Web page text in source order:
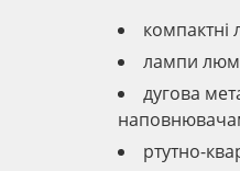
компактні
лампи
дугова
ртутно-